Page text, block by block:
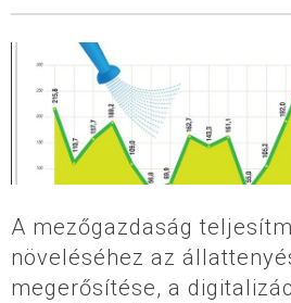
A mezőgazdaság
növeléséhez az
megerősítése, a